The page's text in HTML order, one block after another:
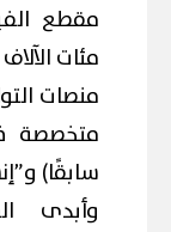
مقطع
مئات
منصات
متخصصة
سابقًا)
وأبدى